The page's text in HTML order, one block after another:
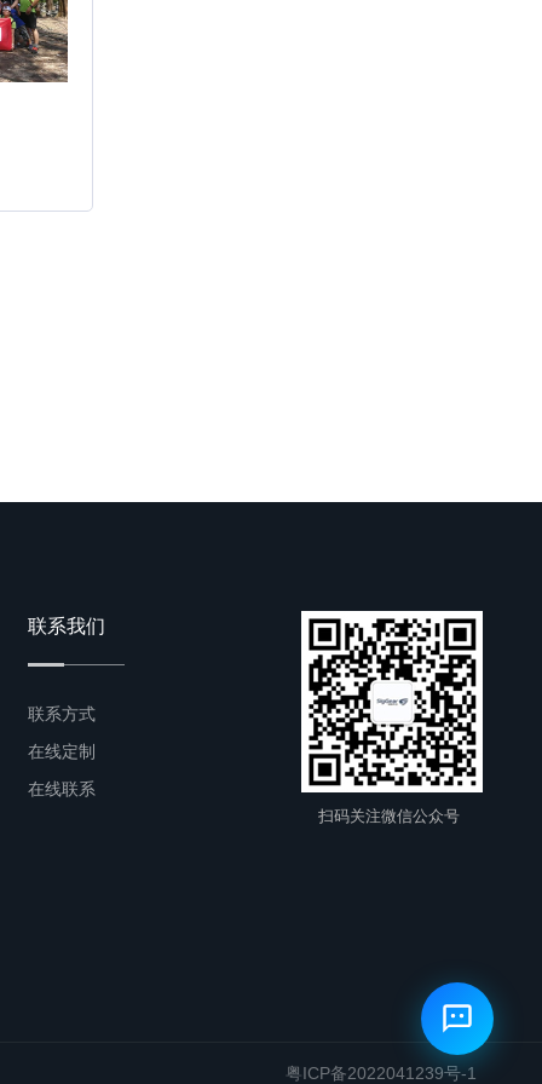
联系我们
联系方式
在线定制
在线联系
扫码关注微信公众号
粤ICP备2022041239号-1